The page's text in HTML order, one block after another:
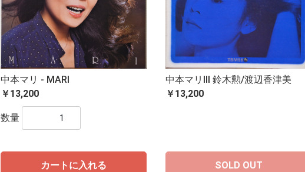
中本マリ - MARI
￥13,200
数量
カートに入れる
中本マリIII 鈴木勲/渡辺香津美
￥13,200
SOLD OUT